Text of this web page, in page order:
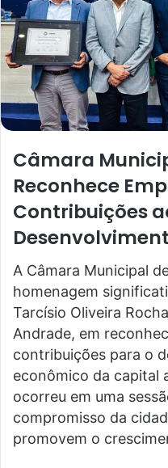
Câmara
Reconhece
Contribuições
A Câmara Municipal
homenagem
Tarcísio Oliveira
Andrade, em
contribuições para o
econômico da capital
ocorreu em uma
compromisso da
promovem o